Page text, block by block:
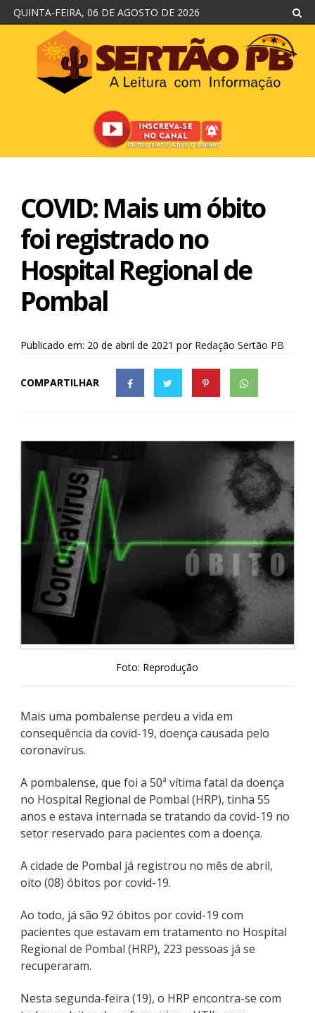
QUINTA-FEIRA, 06 DE AGOSTO DE 2026
COVID: Mais um óbito
foi registrado no
Hospital Regional de
Pombal
Publicado em: 20 de abril de 2021 por Redação Sertão PB
COMPARTILHAR
Foto: Reprodução
Mais uma pombalense perdeu a vida em
consequência da covid-19, doença causada pelo
coronavírus.
A pombalense, que foi a 50ª vítima fatal da doença
no Hospital Regional de Pombal (HRP), tinha 55
anos e estava internada se tratando da covid-19 no
setor reservado para pacientes com a doença.
A cidade de Pombal já registrou no mês de abril,
oito (08) óbitos por covid-19.
Ao todo, já são 92 óbitos por covid-19 com
pacientes que estavam em tratamento no Hospital
Regional de Pombal (HRP), 223 pessoas já se
recuperaram.
Nesta segunda-feira (19), o HRP encontra-se com